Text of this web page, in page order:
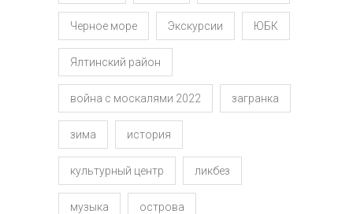
Черное море Экскурсии ЮБК
Ялтинский район
война с москалями 2022 загранка
зима история
культурный центр ликбез
музыка острова